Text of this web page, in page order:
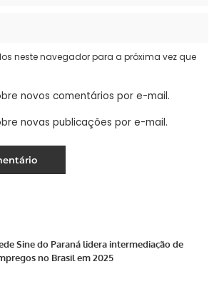
neste navegador para a próxima vez que
novos comentários por e-mail.
novas publicações por e-mail.
Sine do Paraná lidera intermediação de
no Brasil em 2025